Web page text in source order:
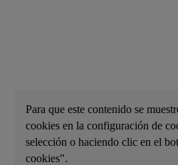
Para que este contenido se
cookies en la configuración de
selección o haciendo clic en el
cookies".